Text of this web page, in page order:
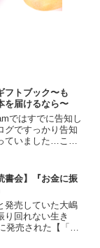
フトブック〜も
を届けるなら〜
ではすでに告知し
グですっかり告知
ていました…こち
ただきます！親子
書会】『お金に振
発売していた大嶋
り回れない生き
発売された【「お